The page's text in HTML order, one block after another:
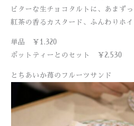
ビターな生チョコタルトに、あまず
紅茶の香るカスタード、ふんわりホイ
単品 ￥1.320
ポットティーとのセット ￥2,530
とちあいか苺のフルーツサンド